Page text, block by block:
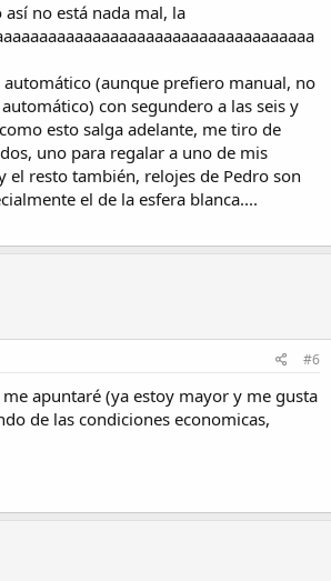
así no está nada mal, la
(aunque prefiero manual, no
con segundero a las seis y
esto salga adelante, me tiro de
uno para regalar a uno de mis
el resto también, relojes de Pedro son
el de la esfera blanca....
#6
me apuntaré (ya estoy mayor y me gusta
de las condiciones economicas,